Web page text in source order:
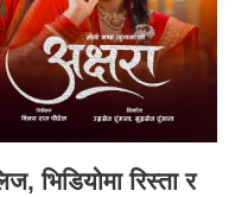
भिडियोमा रिस्ता र